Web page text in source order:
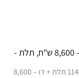
תלת + דו + כורסא - 11,000ש"ח תלת + דו - 8,600 ש"ח, תלת -
מחיר חדש החל מ5/7/26: תלת + דו + כורסא 11400 תלת + דו – 8,600